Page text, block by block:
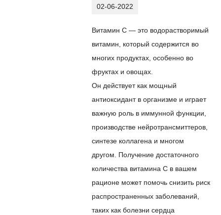
02-06-2022
Витамин С — это водорастворимый
витамин, который содержится во
многих продуктах, особенно во
фруктах и ​​овощах.
Он действует как мощный
антиоксидант в организме и играет
важную роль в иммунной функции,
производстве нейротрансмиттеров,
синтезе коллагена и многом
другом. Получение достаточного
количества витамина С в вашем
рационе может помочь снизить риск
распространенных заболеваний,
таких как болезни сердца